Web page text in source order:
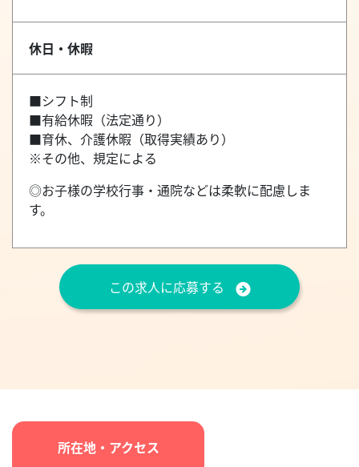
休日・休暇
■シフト制
■有給休暇（法定通り）
■育休、介護休暇（取得実績あり）
※その他、規定による
◎お子様の学校行事・通院などは柔軟に配慮しま
す。
この求人に応募する
所在地・アクセス